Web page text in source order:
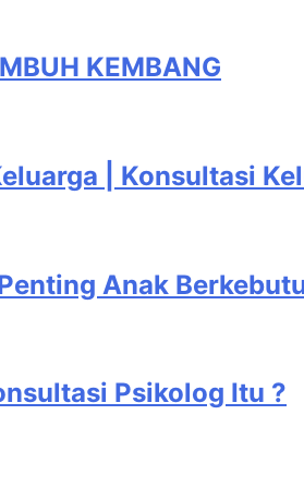
KEMBANG
| Konsultasi
Anak
Psikolog Itu ?